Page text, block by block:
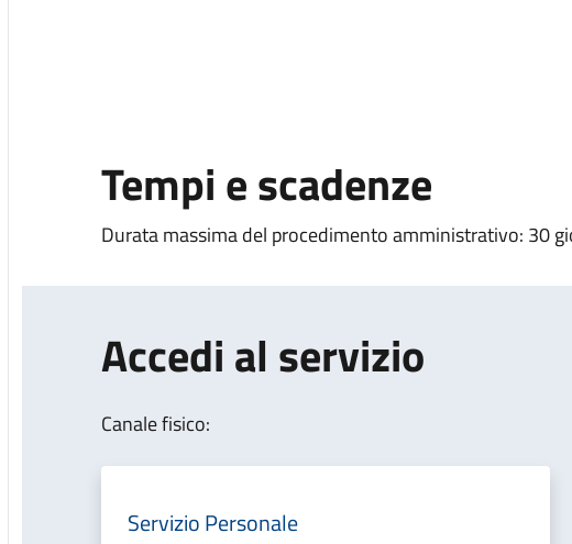
Tempi e scadenze
Durata massima del procedimento amministrativo: 30
Accedi al servizio
Canale fisico:
Servizio Personale